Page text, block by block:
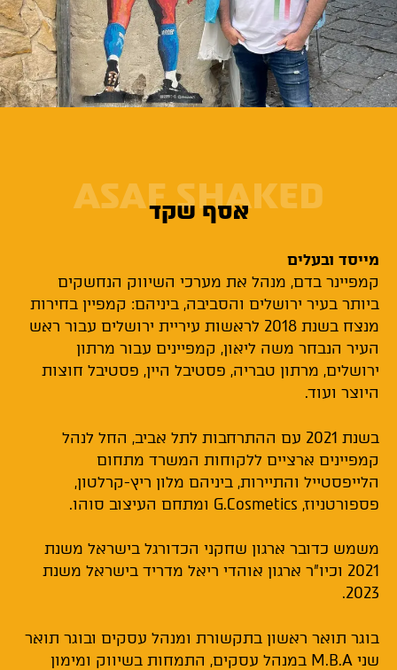
ASAF SHAKED
אסף שקד
מייסד ובעלים
קמפיינר בדם, מנהל את מערכי השיווק הנחשקים
ביותר בעיר ירושלים והסביבה, ביניהם: קמפיין בחירות
מנצח בשנת 2018 לראשות עיריית ירושלים עבור ראש
העיר הנבחר משה ליאון, קמפיינים עבור מרתון
ירושלים, מרתון טבריה, פסטיבל היין, פסטיבל חוצות
היוצר ועוד.
בשנת 2021 עם ההתרחבות לתל אביב, החל לנהל
קמפיינים ארציים ללקוחות המשרד מתחום
הלייפסטייל והתיירות, ביניהם מלון ריץ-קרלטון,
פספורטניוז, G.Cosmetics ומתחם העיצוב סוהו.
משמש כדובר ארגון שחקני הכדורגל בישראל משנת
2021 וכיו"ר ארגון אוהדי ריאל מדריד בישראל משנת
2023.
בוגר תואר ראשון בתקשורת ומנהל עסקים ובוגר תואר
שני M.B.A במנהל עסקים, התמחות בשיווק ומימון